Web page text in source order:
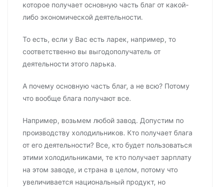
которое получает основную часть благ от какой-
либо экономической деятельности.
То есть, если у Вас есть ларек, например, то
соответственно вы выгодополучатель от
деятельности этого ларька.
А почему основную часть благ, а не всю? Потому
что вообще блага получают все.
Например, возьмем любой завод. Допустим по
производству холодильников. Кто получает блага
от его деятельности? Все, кто будет пользоваться
этими холодильниками, те кто получает зарплату
на этом заводе, и страна в целом, потому что
увеличивается национальный продукт, но